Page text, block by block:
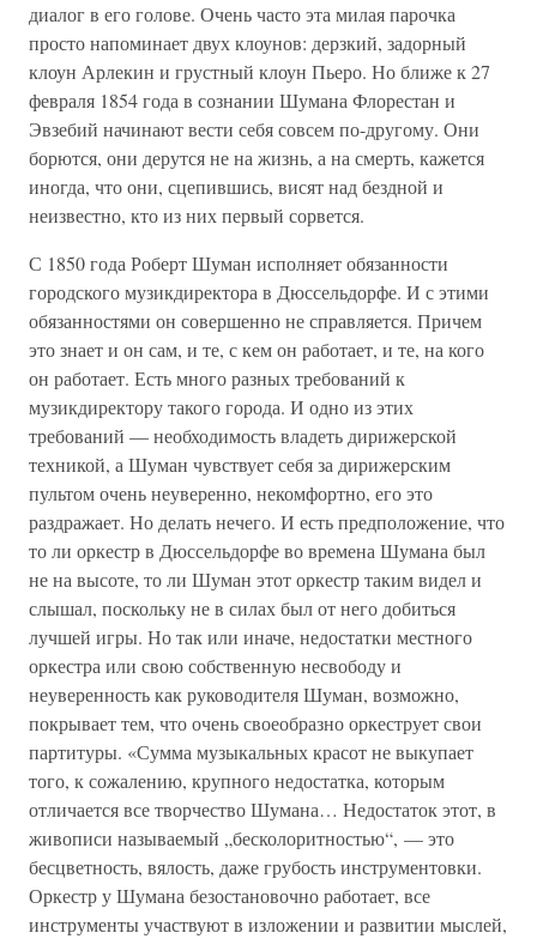
диалог в его голове. Очень часто эта милая парочка
просто напоминает двух клоунов: дерзкий, задорный
клоун Арлекин и грустный клоун Пьеро. Но ближе к 27
февраля 1854 года в сознании Шумана Флорестан и
Эвзебий начинают вести себя совсем по-другому. Они
борются, они дерутся не на жизнь, а на смерть, кажется
иногда, что они, сцепившись, висят над бездной и
неизвестно, кто из них первый сорвется.
С 1850 года Роберт Шуман исполняет обязанности
городского музикдиректора в Дюссельдорфе. И с этими
обязанностями он совершенно не справляется. Причем
это знает и он сам, и те, с кем он работает, и те, на кого
он работает. Есть много разных требований к
музикдиректору такого города. И одно из этих
требований — необходимость владеть дирижерской
техникой, а Шуман чувствует себя за дирижерским
пультом очень неуверенно, некомфортно, его это
раздражает. Но делать нечего. И есть предположение, что
то ли оркестр в Дюссельдорфе во времена Шумана был
не на высоте, то ли Шуман этот оркестр таким видел и
слышал, поскольку не в силах был от него добиться
лучшей игры. Но так или иначе, недостатки местного
оркестра или свою собственную несвободу и
неуверенность как руководителя Шуман, возможно,
покрывает тем, что очень своеобразно оркеструет свои
партитуры. «Сумма музыкальных красот не выкупает
того, к сожалению, крупного недостатка, которым
отличается все творчество Шумана… Недостаток этот, в
живописи называемый „бесколоритностью“, — это
бесцветность, вялость, даже грубость инструментовки.
Оркестр у Шумана безостановочно работает, все
инструменты участвуют в изложении и развитии мыслей,